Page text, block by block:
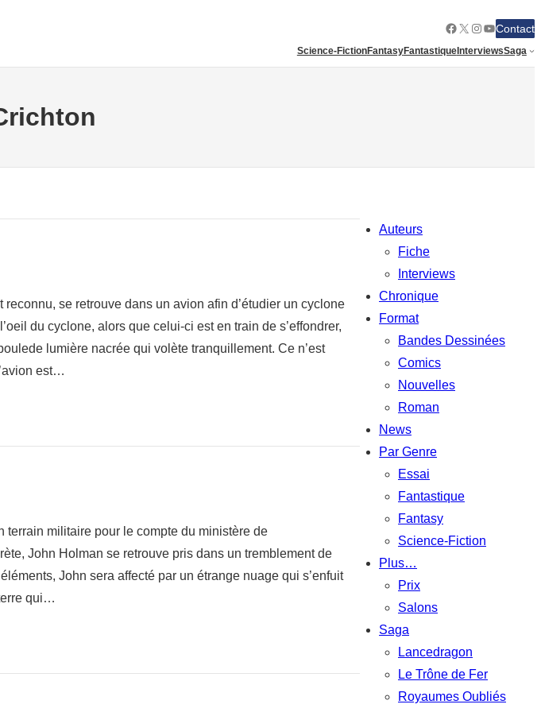
Facebook
X Instagram
YouTube
Contact
Science-FictionFantasyFantastiqueInterviewsSaga
se retrouve dans un avion afin d’étudier un cyclone
du cyclone, alors que celui-ci est en train de s’effondrer,
lumière nacrée qui volète tranquillement. Ce n’est
est…
terrain militaire pour le compte du ministère de
John Holman se retrouve pris dans un tremblement de
John sera affecté par un étrange nuage qui s’enfuit
qui…
Auteurs
Fiche
Interviews
Chronique
Format
Bandes Dessinées
Comics
Nouvelles
Roman
News
Par Genre
Essai
Fantastique
Fantasy
Science-Fiction
Plus…
Prix
Salons
Saga
Lancedragon
Le Trône de Fer
Royaumes Oubliés